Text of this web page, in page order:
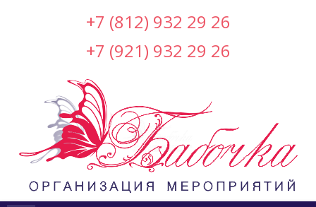
+7 (812) 932 29 26
+7 (921) 932 29 26